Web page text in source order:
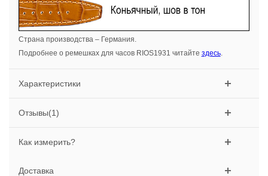
Страна производства – Германия.
Подробнее о ремешках для часов RIOS1931 читайте здесь.
Характеристики
Отзывы(1)
Как измерить?
Доставка